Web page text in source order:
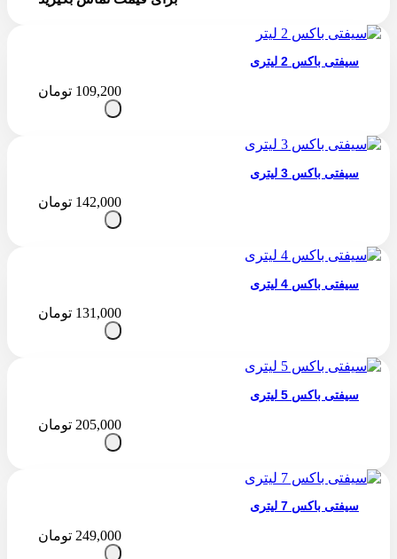
سیفتی باکس 2 لیتری
109,200 تومان
سیفتی باکس 3 لیتری
142,000 تومان
سیفتی باکس 4 لیتری
131,000 تومان
سیفتی باکس 5 لیتری
205,000 تومان
سیفتی باکس 7 لیتری
249,000 تومان